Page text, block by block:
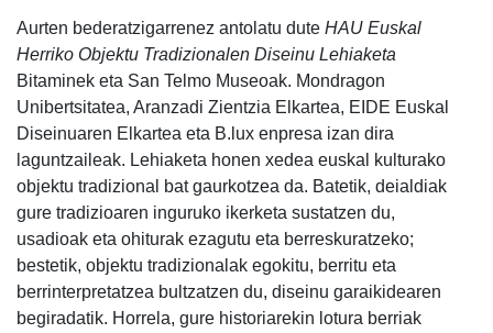
Aurten bederatzigarrenez antolatu dute HAU Euskal
Herriko Objektu Tradizionalen Diseinu Lehiaketa
Bitaminek eta San Telmo Museoak. Mondragon
Unibertsitatea, Aranzadi Zientzia Elkartea, EIDE Euskal
Diseinuaren Elkartea eta B.lux enpresa izan dira
laguntzaileak. Lehiaketa honen xedea euskal kulturako
objektu tradizional bat gaurkotzea da. Batetik, deialdiak
gure tradizioaren inguruko ikerketa sustatzen du,
usadioak eta ohiturak ezagutu eta berreskuratzeko;
bestetik, objektu tradizionalak egokitu, berritu eta
berrinterpretatzea bultzatzen du, diseinu garaikidearen
begiradatik. Horrela, gure historiarekin lotura berriak